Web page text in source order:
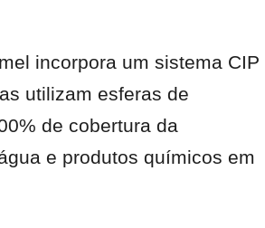
incorpora um sistema CIP
utilizam esferas de
de cobertura da
e produtos químicos em